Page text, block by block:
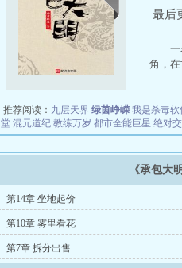
最后
角，
推荐阅读： 九层天界 绿茵峥嵘 我是杀毒软
堂 混元道纪 教练万岁 都市全能巨星 绝对
《承包大
第14章 坐地起价
第10章 雾里看花
第7章 拆分出售